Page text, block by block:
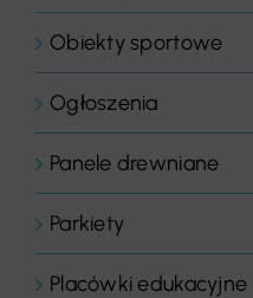
Obiekty sportowe
Ogłoszenia
Panele drewniane
Parkiety
Placówki edukacyjne